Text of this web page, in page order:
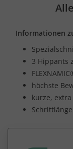
Informationen
3 Hippants
höchste
kurze,